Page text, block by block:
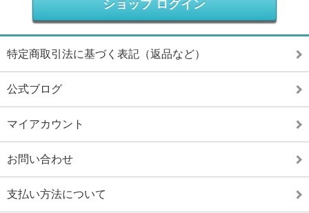
ショップ ログイン
特定商取引法に基づく表記（返品など）
公式ブログ
マイアカウント
お問い合わせ
支払い方法について